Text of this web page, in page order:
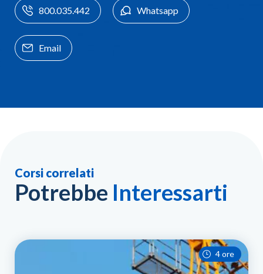
800.035.442 Whatsapp
Email
Corsi correlati
Potrebbe Interessarti
4 ore